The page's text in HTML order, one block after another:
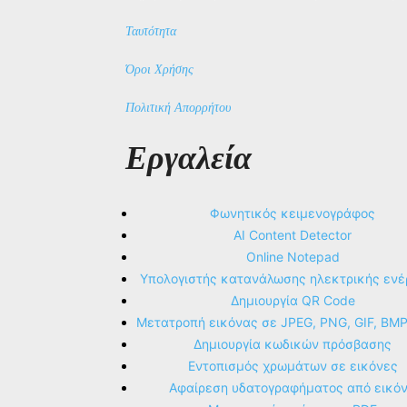
Ταυτότητα
Όροι Χρήσης
Πολιτική Απορρήτου
Εργαλεία
Φωνητικός κειμενογράφος
AI Content Detector
Online Notepad
Υπολογιστής κατανάλωσης ηλεκτρικής
Δημιουργία QR Code
Μετατροπή εικόνας σε JPEG, PNG, GIF,
Δημιουργία κωδικών πρόσβασης
Εντοπισμός χρωμάτων σε εικόνες
Αφαίρεση υδατογραφήματος από